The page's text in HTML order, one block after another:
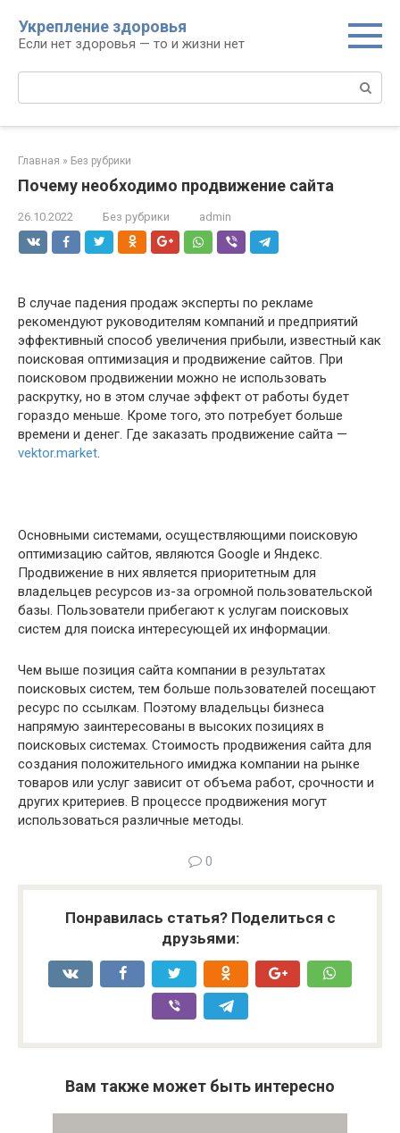
контенту
Укрепление здоровья
Если нет здоровья — то и жизни нет
Поиск:
Главная » Без рубрики
Почему необходимо продвижение сайта
26.10.2022 Без рубрики admin
В случае падения продаж эксперты по рекламе
рекомендуют руководителям компаний и предприятий
эффективный способ увеличения прибыли, известный как
поисковая оптимизация и продвижение сайтов. При
поисковом продвижении можно не использовать
раскрутку, но в этом случае эффект от работы будет
гораздо меньше. Кроме того, это потребует больше
времени и денег. Где заказать продвижение сайта —
vektor.market.
Основными системами, осуществляющими поисковую
оптимизацию сайтов, являются Google и Яндекс.
Продвижение в них является приоритетным для
владельцев ресурсов из-за огромной пользовательской
базы. Пользователи прибегают к услугам поисковых
систем для поиска интересующей их информации.
Чем выше позиция сайта компании в результатах
поисковых систем, тем больше пользователей посещают
ресурс по ссылкам. Поэтому владельцы бизнеса
напрямую заинтересованы в высоких позициях в
поисковых системах. Стоимость продвижения сайта для
создания положительного имиджа компании на рынке
товаров или услуг зависит от объема работ, срочности и
других критериев. В процессе продвижения могут
использоваться различные методы.
0
Понравилась статья? Поделиться с
друзьями:
Вам также может быть интересно